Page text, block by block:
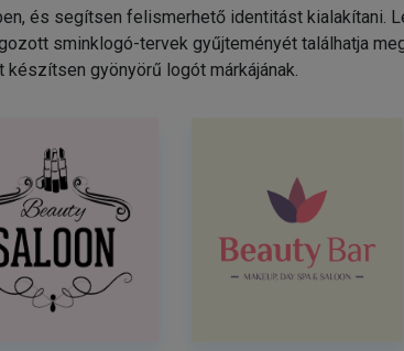
és segítsen felismerhető identitást kialakítani.
sminklogó-tervek gyűjteményét találhatja
gyönyörű logót márkájának.